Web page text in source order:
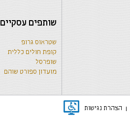
שותפים עסקיים
שטראוס גרופ
קופת חולים כללית
שופרסל
מועדון ספורט שוהם
הצהרת נגישות